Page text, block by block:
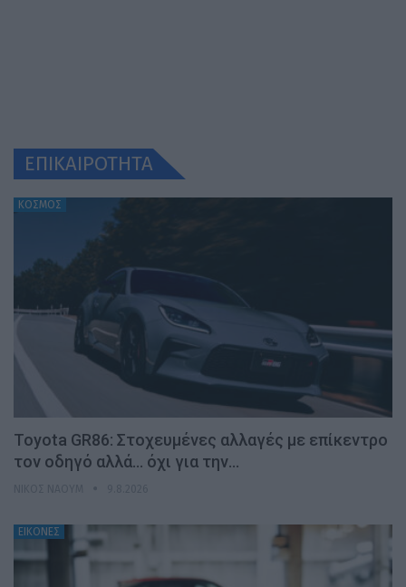
ΕΠΙΚΑΙΡΟΤΗΤΑ
ΚΟΣΜΟΣ
Toyota GR86: Στοχευμένες αλλαγές με επίκεντρο
τον οδηγό αλλά… όχι για την…
ΕΙΚΟΝΕΣ